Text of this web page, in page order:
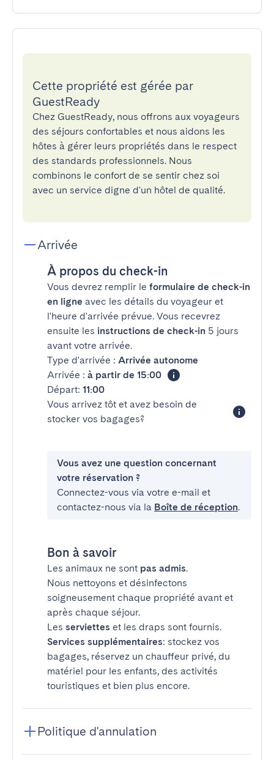
Cette propriété est gérée par
GuestReady
Chez GuestReady, nous offrons aux voyageurs
des séjours confortables et nous aidons les
hôtes à gérer leurs propriétés dans le respect
des standards professionnels. Nous
combinons le confort de se sentir chez soi
avec un service digne d'un hôtel de qualité.
Arrivée
À propos du check-in
Vous devrez remplir le formulaire de check-in
en ligne avec les détails du voyageur et
l'heure d'arrivée prévue. Vous recevrez
ensuite les instructions de check-in 5 jours
avant votre arrivée.
Type d'arrivée : Arrivée autonome
Arrivée : à partir de 15:00
Départ: 11:00
Vous arrivez tôt et avez besoin de
stocker vos bagages?
Vous avez une question concernant
votre réservation ?
Connectez-vous via votre e-mail et
contactez-nous via la Boîte de réception.
Bon à savoir
Les animaux ne sont pas admis.
Nous nettoyons et désinfectons
soigneusement chaque propriété avant et
après chaque séjour.
Les serviettes et les draps sont fournis.
Services supplémentaires: stockez vos
bagages, réservez un chauffeur privé, du
matériel pour les enfants, des activités
touristiques et bien plus encore.
Politique d'annulation